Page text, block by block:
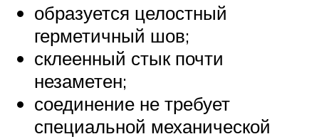
образуется целостный
герметичный шов;
склеенный стык почти
незаметен;
соединение не требует
специальной механической